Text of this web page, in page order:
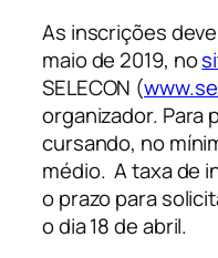
As inscrições
maio de 2019, no
SELECON (
organizador. Para
cursando, no
médio. A taxa de
o prazo para
o dia 18 de abril.